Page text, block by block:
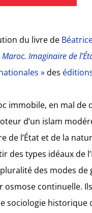
du livre de
Imaginaire de
»des
immobile, en mal de
d’un islam
de l’État et de la
des types idéaux de
des modes
continuelle.
historique